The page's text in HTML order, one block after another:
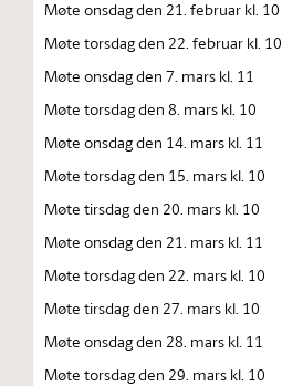
Møte onsdag den 21. februar kl. 10
Møte torsdag den 22. februar kl. 10
Møte onsdag den 7. mars kl. 11
Møte torsdag den 8. mars kl. 10
Møte onsdag den 14. mars kl. 11
Møte torsdag den 15. mars kl. 10
Møte tirsdag den 20. mars kl. 10
Møte onsdag den 21. mars kl. 11
Møte torsdag den 22. mars kl. 10
Møte tirsdag den 27. mars kl. 10
Møte onsdag den 28. mars kl. 11
Møte torsdag den 29. mars kl. 10